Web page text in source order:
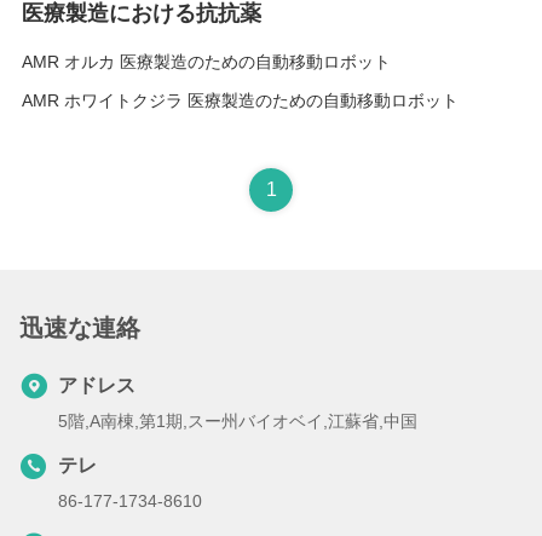
医療製造における抗抗薬
AMR オルカ 医療製造のための自動移動ロボット
AMR ホワイトクジラ 医療製造のための自動移動ロボット
1
迅速な連絡
アドレス
5階,A南棟,第1期,スー州バイオベイ,江蘇省,中国
テレ
86-177-1734-8610